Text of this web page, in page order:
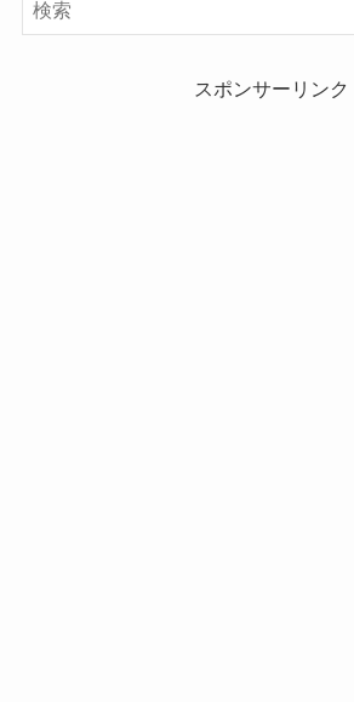
スポンサーリンク